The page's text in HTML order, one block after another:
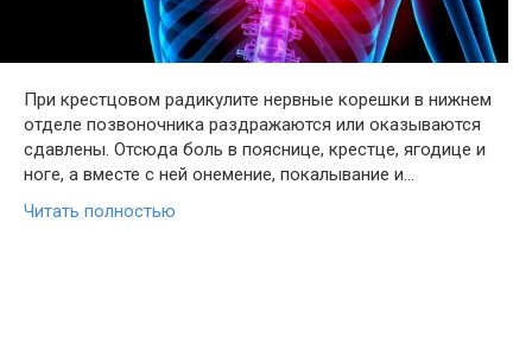
При крестцовом радикулите нервные корешки в нижнем
отделе позвоночника раздражаются или оказываются
сдавлены. Отсюда боль в пояснице, крестце, ягодице и
ноге, а вместе с ней онемение, покалывание и…
Читать полностью